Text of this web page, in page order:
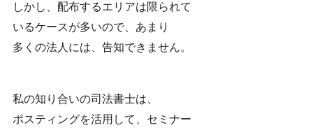
しかし、配布するエリアは限られて
いるケースが多いので、あまり
多くの法人には、告知できません。
私の知り合いの司法書士は、
ポスティングを活用して、セミナー